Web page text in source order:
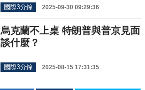
國際3分鐘 2025-09-30 09:29:36
烏克蘭不上桌 特朗普與普京見面
談什麼？
國際3分鐘 2025-08-15 17:31:35